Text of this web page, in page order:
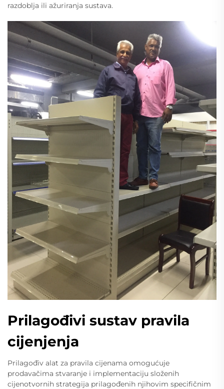
razdoblja ili ažuriranja sustava.
Prilagođivi sustav pravila
cijenjenja
Prilagođiv alat za pravila cijenama omogućuje
prodavačima stvaranje i implementaciju složenih
cijenotvornih strategija prilagođenih njihovim specifičnim